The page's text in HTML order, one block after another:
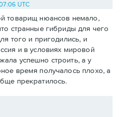
UTC
товарищ нюансов немало,
странные гибриды для чего
того и пригодились, и
и в условиях мировой
успешно строить, а у
время получалось плохо, а
прекратилось.